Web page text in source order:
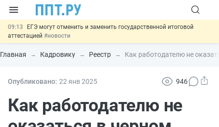
09:13
ЕГЭ могут отменить и заменить государственной итоговой
аттестацией #новости
00:01
7 августа: важные документы, вступающие в силу сегодня
#новости
06.08 Подписан указ об отмене спецрежима для вкладов физлиц из
06.08
Обеспечительный платёж СПОТ могут заменить
банковской гарантией#новости
Главная Кадровику Реестр Как работодателю не
Опубликовано: 22 янв2025 946
Как работодателю не